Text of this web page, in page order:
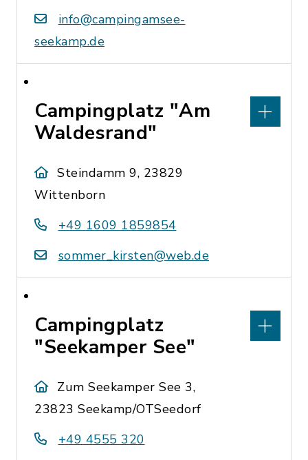
info@campingamsee-
seekamp.de
Campingplatz "Am
Waldesrand"
Steindamm 9, 23829
Wittenborn
+49 1609 1859854
sommer_kirsten@web.de
Campingplatz
"Seekamper See"
Zum Seekamper See 3,
23823 Seekamp/OTSeedorf
+49 4555 320